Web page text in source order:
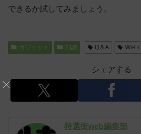
できるか試してみましょう。
ガジェット 知識 Q＆A Wi-Fi
シェアする
特選街web編集部